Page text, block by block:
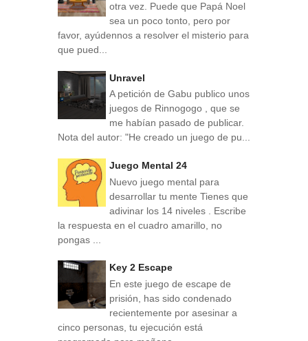
otra vez. Puede que Papá Noel
sea un poco tonto, pero por
favor, ayúdennos a resolver el misterio para
que pued...
Unravel
A petición de Gabu publico unos
juegos de Rinnogogo , que se
me habían pasado de publicar.
Nota del autor: "He creado un juego de pu...
Juego Mental 24
Nuevo juego mental para
desarrollar tu mente Tienes que
adivinar los 14 niveles . Escribe
la respuesta en el cuadro amarillo, no
pongas ...
Key 2 Escape
En este juego de escape de
prisión, has sido condenado
recientemente por asesinar a
cinco personas, tu ejecución está